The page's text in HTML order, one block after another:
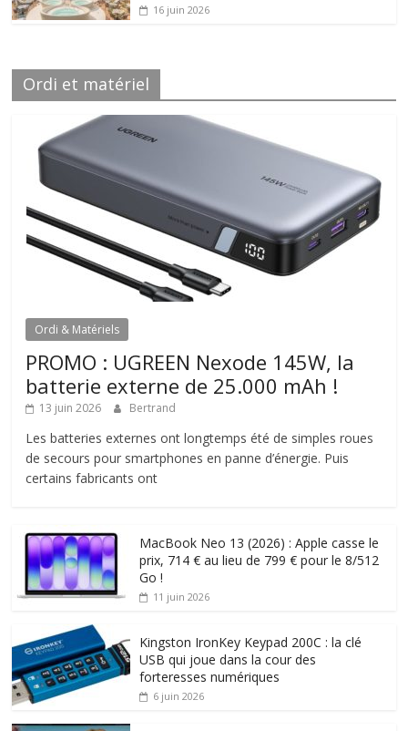
16 juin 2026
Ordi et matériel
Ordi & Matériels
PROMO : UGREEN Nexode 145W, la
batterie externe de 25.000 mAh !
13 juin 2026 Bertrand
Les batteries externes ont longtemps été de simples roues
de secours pour smartphones en panne d’énergie. Puis
certains fabricants ont
MacBook Neo 13 (2026) : Apple casse le
prix, 714 € au lieu de 799 € pour le 8/512
Go !
11 juin 2026
Kingston IronKey Keypad 200C : la clé
USB qui joue dans la cour des
forteresses numériques
6 juin 2026